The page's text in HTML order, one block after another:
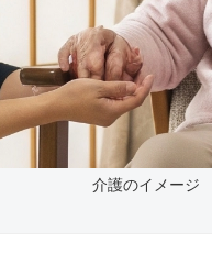
介護のイメージ